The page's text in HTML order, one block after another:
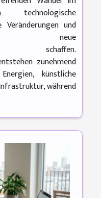
technologische
Veränderungen und
neue
schaffen.
zunehmend
künstliche
während